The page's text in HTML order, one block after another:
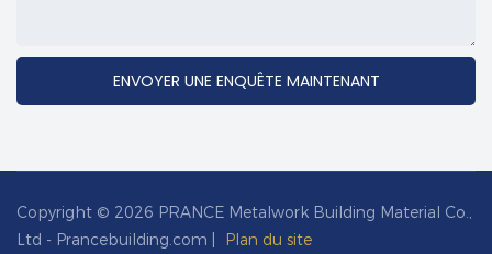
ENVOYER UNE ENQUÊTE MAINTENANT
Copyright © 2026 PRANCE Metalwork Building Material Co.,
Ltd - Prancebuilding.com |
Plan du site